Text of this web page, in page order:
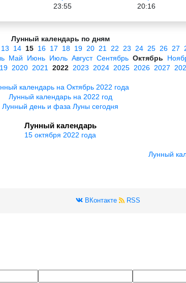
23:55
20:16
Лунный календарь по дням
13 14 15 16 17 18 19 20 21 22 23 24 25 26 27
Май Июнь Июль Август Сентябрь Октябрь
2020 2021 2022 2023 2024 2025 2026 2027
календарь на Октябрь 2022 года
Лунный календарь на 2022 год
Лунный день и фаза Луны сегодня
Лунный календарь
15 октября 2022 года
Лунный
ВКонтакте RSS